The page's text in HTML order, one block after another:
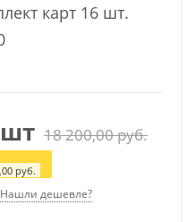
карт 16 шт.
18 200,00руб.
руб.
Нашли дешевле?